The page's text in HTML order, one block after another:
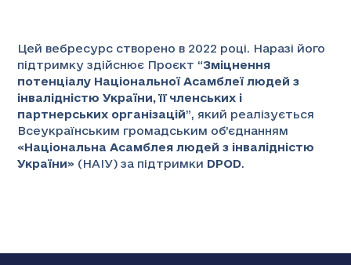
Цей вебресурс створено в 2022 році. Наразі його
підтримку здійснює Проєкт “Зміцнення
потенціалу Національної Асамблеї людей з
інвалідністю України, її членських і
партнерських організацій”, який реалізується
Всеукраїнським громадським об’єднанням
«Національна Асамблея людей з інвалідністю
України» (НАІУ) за підтримки DPOD.